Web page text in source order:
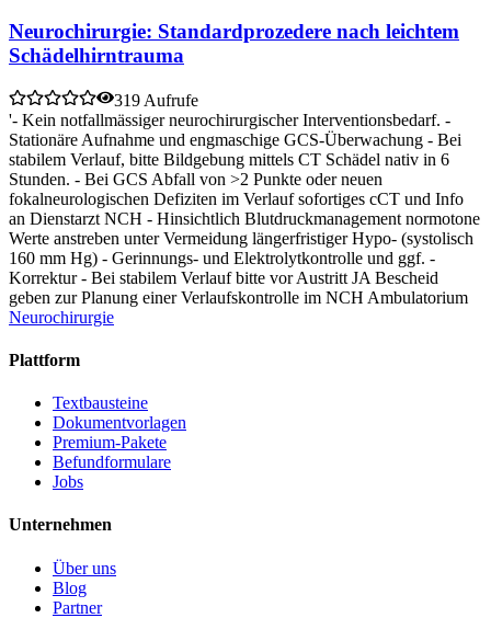
Neurochirurgie: Standardprozedere nach leichtem
Schädelhirntrauma
319 Aufrufe
'- Kein notfallmässiger neurochirurgischer Interventionsbedarf. -
Stationäre Aufnahme und engmaschige GCS-Überwachung - Bei
stabilem Verlauf, bitte Bildgebung mittels CT Schädel nativ in 6
Stunden. - Bei GCS Abfall von >2 Punkte oder neuen
fokalneurologischen Defiziten im Verlauf sofortiges cCT und Info
an Dienstarzt NCH - Hinsichtlich Blutdruckmanagement normotone
Werte anstreben unter Vermeidung längerfristiger Hypo- (systolisch
160 mm Hg) - Gerinnungs- und Elektrolytkontrolle und ggf. -
Korrektur - Bei stabilem Verlauf bitte vor Austritt JA Bescheid
geben zur Planung einer Verlaufskontrolle im NCH Ambulatorium
Neurochirurgie
Plattform
Textbausteine
Dokumentvorlagen
Premium-Pakete
Befundformulare
Jobs
Unternehmen
Über uns
Blog
Partner